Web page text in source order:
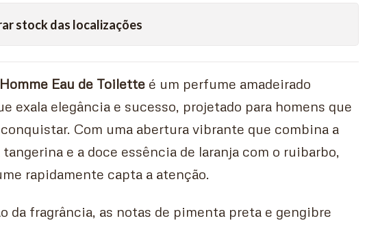
stock das localizações
Eau de Toilette é um perfume amadeirado
exala elegância e sucesso, projetado para homens que
Com uma abertura vibrante que combina a
e a doce essência de laranja com o ruibarbo,
rapidamente capta a atenção.
da fragrância, as notas de pimenta preta e gengibre